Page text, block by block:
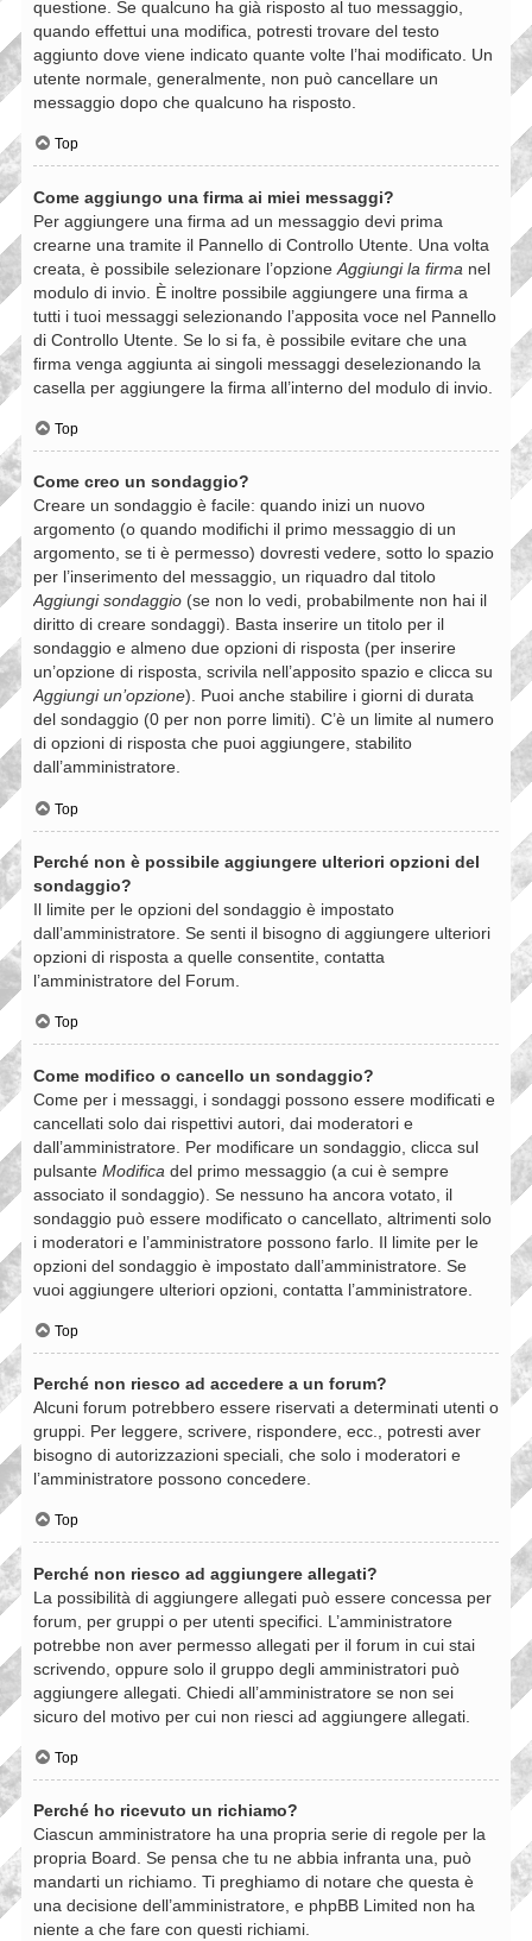
questione. Se qualcuno ha già risposto al tuo messaggio,
quando effettui una modifica, potresti trovare del testo
aggiunto dove viene indicato quante volte l’hai modificato. Un
utente normale, generalmente, non può cancellare un
messaggio dopo che qualcuno ha risposto.
Top
Come aggiungo una firma ai miei messaggi?
Per aggiungere una firma ad un messaggio devi prima
crearne una tramite il Pannello di Controllo Utente. Una volta
creata, è possibile selezionare l’opzione Aggiungi la firma nel
modulo di invio. È inoltre possibile aggiungere una firma a
tutti i tuoi messaggi selezionando l’apposita voce nel Pannello
di Controllo Utente. Se lo si fa, è possibile evitare che una
firma venga aggiunta ai singoli messaggi deselezionando la
casella per aggiungere la firma all’interno del modulo di invio.
Top
Come creo un sondaggio?
Creare un sondaggio è facile: quando inizi un nuovo
argomento (o quando modifichi il primo messaggio di un
argomento, se ti è permesso) dovresti vedere, sotto lo spazio
per l’inserimento del messaggio, un riquadro dal titolo
Aggiungi sondaggio (se non lo vedi, probabilmente non hai il
diritto di creare sondaggi). Basta inserire un titolo per il
sondaggio e almeno due opzioni di risposta (per inserire
un’opzione di risposta, scrivila nell’apposito spazio e clicca su
Aggiungi un’opzione). Puoi anche stabilire i giorni di durata
del sondaggio (0 per non porre limiti). C’è un limite al numero
di opzioni di risposta che puoi aggiungere, stabilito
dall’amministratore.
Top
Perché non è possibile aggiungere ulteriori opzioni del
sondaggio?
Il limite per le opzioni del sondaggio è impostato
dall’amministratore. Se senti il bisogno di aggiungere ulteriori
opzioni di risposta a quelle consentite, contatta
l’amministratore del Forum.
Top
Come modifico o cancello un sondaggio?
Come per i messaggi, i sondaggi possono essere modificati e
cancellati solo dai rispettivi autori, dai moderatori e
dall’amministratore. Per modificare un sondaggio, clicca sul
pulsante Modifica del primo messaggio (a cui è sempre
associato il sondaggio). Se nessuno ha ancora votato, il
sondaggio può essere modificato o cancellato, altrimenti solo
i moderatori e l’amministratore possono farlo. Il limite per le
opzioni del sondaggio è impostato dall’amministratore. Se
vuoi aggiungere ulteriori opzioni, contatta l’amministratore.
Top
Perché non riesco ad accedere a un forum?
Alcuni forum potrebbero essere riservati a determinati utenti o
gruppi. Per leggere, scrivere, rispondere, ecc., potresti aver
bisogno di autorizzazioni speciali, che solo i moderatori e
l’amministratore possono concedere.
Top
Perché non riesco ad aggiungere allegati?
La possibilità di aggiungere allegati può essere concessa per
forum, per gruppi o per utenti specifici. L’amministratore
potrebbe non aver permesso allegati per il forum in cui stai
scrivendo, oppure solo il gruppo degli amministratori può
aggiungere allegati. Chiedi all’amministratore se non sei
sicuro del motivo per cui non riesci ad aggiungere allegati.
Top
Perché ho ricevuto un richiamo?
Ciascun amministratore ha una propria serie di regole per la
propria Board. Se pensa che tu ne abbia infranta una, può
mandarti un richiamo. Ti preghiamo di notare che questa è
una decisione dell’amministratore, e phpBB Limited non ha
niente a che fare con questi richiami.